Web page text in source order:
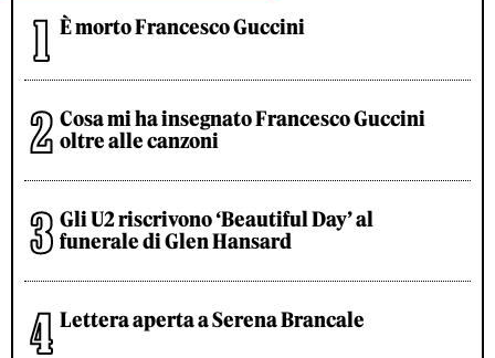
È morto Francesco Guccini
Cosa mi ha insegnato Francesco Guccini
oltre alle canzoni
Gli U2 riscrivono ‘Beautiful Day’ al
funerale di Glen Hansard
Lettera aperta a Serena Brancale